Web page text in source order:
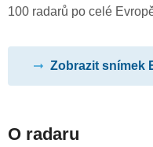
100 radarů po celé
Zobrazit snímek
O radaru